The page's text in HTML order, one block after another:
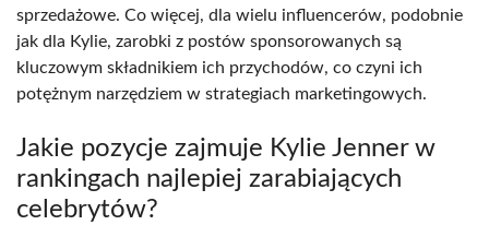
sprzedażowe. Co więcej, dla wielu influencerów, podobnie
jak dla Kylie, zarobki z postów sponsorowanych są
kluczowym składnikiem ich przychodów, co czyni ich
potężnym narzędziem w strategiach marketingowych.
Jakie pozycje zajmuje Kylie Jenner w
rankingach najlepiej zarabiających
celebrytów?